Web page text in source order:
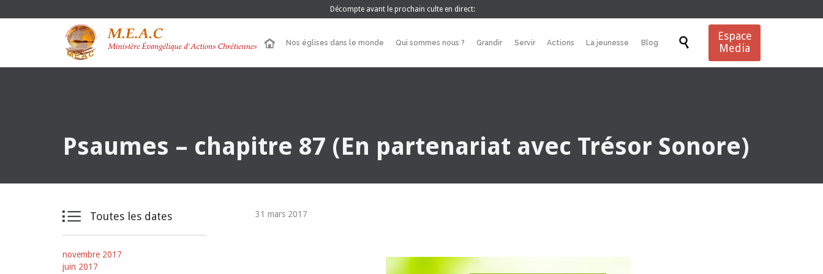
Décompte avant le prochain culte en direct:
Aller
Nos églises dans le monde Qui sommes nous ? Grandir Servir Actions La jeunesse Blog 
Espace
Media
Psaumes – chapitre 87 (En partenariat avec Trésor Sonore)
 Toutes les dates
novembre 2017
juin 2017
31 mars 2017